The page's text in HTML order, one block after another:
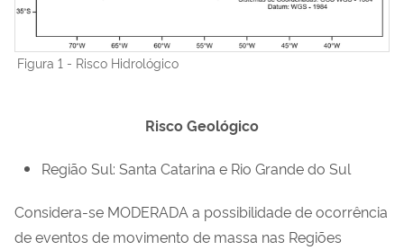
Figura 1 - Risco Hidrológico
Risco Geológico
Região Sul: Santa Catarina e Rio Grande do Sul
Considera-se MODERADA a possibilidade de ocorrência
de eventos de movimento de massa nas Regiões